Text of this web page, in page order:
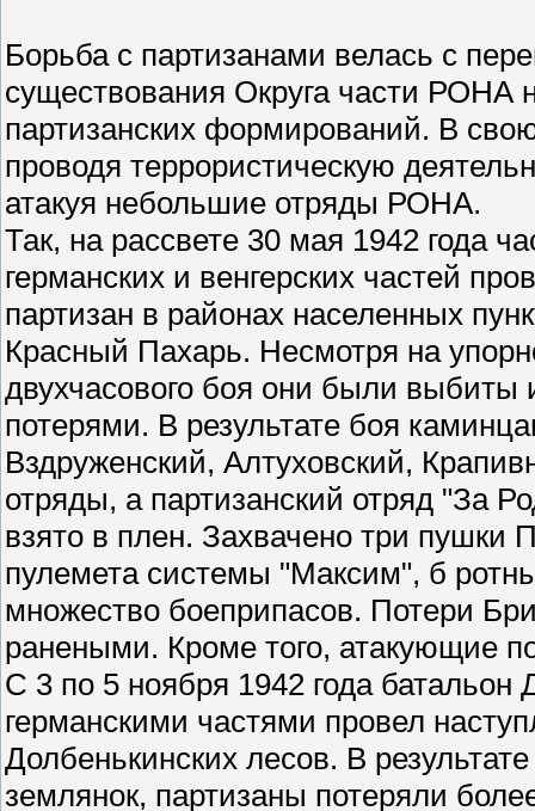
Борьба с партизанами велась с
существования Округа части РОНА
партизанских формирований. В
проводя террористическую
атакуя небольшие отряды РОНА.
Так, на рассвете 30 мая 1942 года
германских и венгерских частей
партизан в районах населенных
Красный Пахарь. Несмотря на
двухчасового боя они были
потерями. В результате боя
Вздруженский, Алтуховский,
отряды, а партизанский отряд "За
взято в плен. Захвачено три
пулемета системы "Максим", б
множество боеприпасов. Потери
ранеными. Кроме того, атакующие
С 3 по 5 ноября 1942 года
германскими частями провел
Долбенькинских лесов. В
землянок, партизаны потеряли